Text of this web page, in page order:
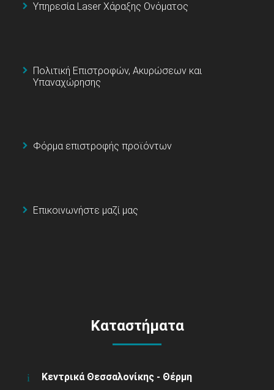
Υπηρεσία Laser Χάραξης Ονόματος
Πολιτική Επιστροφών, Ακυρώσεων και
Υπαναχώρησης
Φόρμα επιστροφής προϊόντων
Επικοινωνήστε μαζί μας
Καταστήματα
Κεντρικά Θεσσαλονίκης - Θέρμη